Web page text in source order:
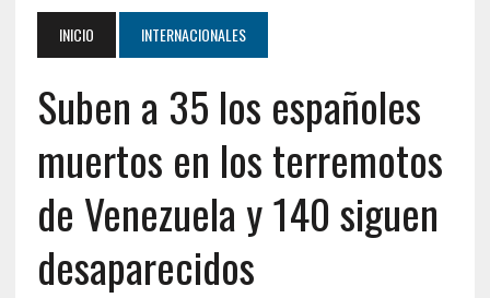
INICIO INTERNACIONALES
Suben a 35 los españoles
muertos en los terremotos
de Venezuela y 140 siguen
desaparecidos